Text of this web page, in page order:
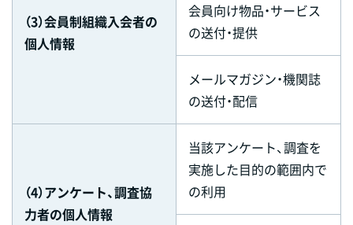
（3）会員制組織入会者の
個人情報
会員向け物品・サービス
の送付・提供
メールマガジン・機関誌
の送付・配信
（4）アンケート、調査協
力者の個人情報
当該アンケート、調査を
実施した目的の範囲内で
の利用